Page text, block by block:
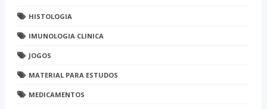
HISTOLOGIA
IMUNOLOGIA CLINICA
JOGOS
MATERIAL PARA ESTUDOS
MEDICAMENTOS